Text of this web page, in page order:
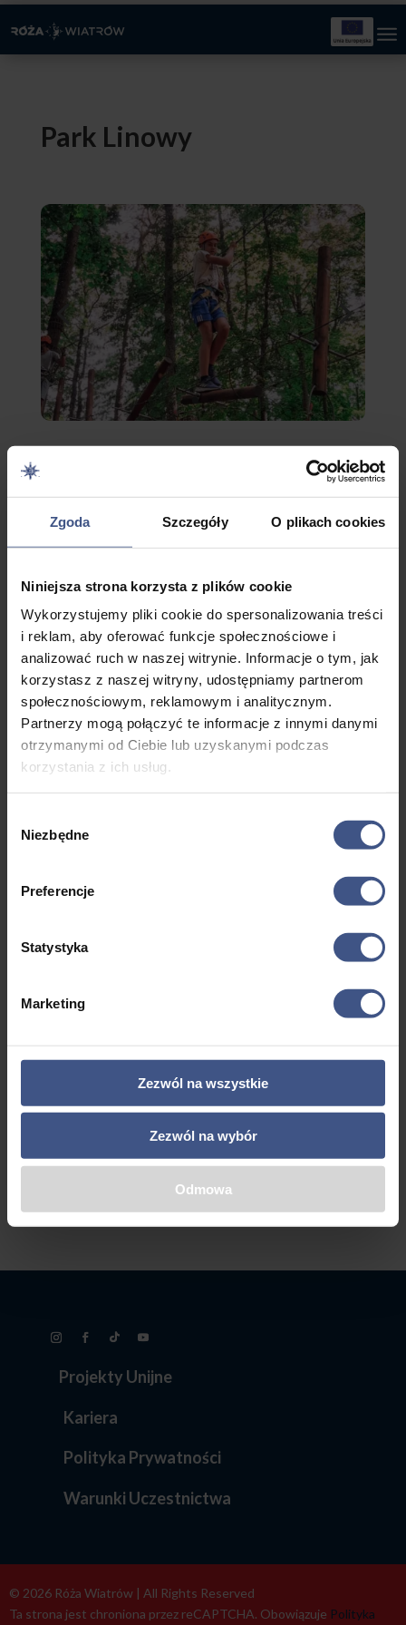
Zgoda Szczegóły O plikach cookies
Niniejsza strona korzysta z plików cookie
Wykorzystujemy pliki cookie do spersonalizowania treści
i reklam, aby oferować funkcje społecznościowe i
analizować ruch w naszej witrynie. Informacje o tym, jak
korzystasz z naszej witryny, udostępniamy partnerom
społecznościowym, reklamowym i analitycznym.
Partnerzy mogą połączyć te informacje z innymi danymi
otrzymanymi od Ciebie lub uzyskanymi podczas
korzystania z ich usług.
zgody
Niezbędne
Preferencje
Statystyka
Marketing
Zezwól na wszystkie
Zezwól na wybór
Odmowa
Park Linowy
Całodzienna wycieczka do największego parku linowego
na Mazurach to aż 70 przeszkód i 10 tyrolek pod okiem
instruktorów. Uczestnicy pokonają dwie trasy, dobrane
do wieku i możliwości. Po emocjonującej zabawie – lunch z
prowiantu i spacer po Giżycku. Transport autokarem z
ośrodka.
145,00zł
Całodzienna wycieczka do Parku Linowego –
to kolejna dawka niezapomnianych emocji. Spróbuj swoich
sił, pokonując przeszkody w największym parku linowym
na Mazurach! Łącznie 70 przeszkód i 10 tyrolek,
pod okiem wykwalifikowanych instruktorów. Uczestnik
pokona pełne dwie trasy z pięciu dostępnych
i własnych możliwości. Idealna atrakcja dla każdej grupy
po pokonaniu tras przez uczestników czeka nas przerwa
po mieściePark Linowy
Brak Wyjazdów
Nie znaleźliśmy pasujących produktów
Projekty Unijne
Kariera
Polityka Prywatności
Warunki Uczestnictwa
© 2026 Róża Wiatrów | All Rights Reserved
Ta strona jest chroniona przez reCAPTCHA. Obowiązuje Polityka